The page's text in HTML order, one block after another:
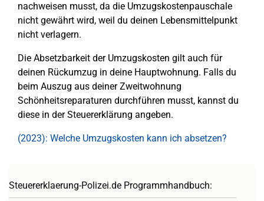
nachweisen musst, da die Umzugskostenpauschale
nicht gewährt wird, weil du deinen Lebensmittelpunkt
nicht verlagern.
Die Absetzbarkeit der Umzugskosten gilt auch für
deinen Rückumzug in deine Hauptwohnung. Falls du
beim Auszug aus deiner Zweitwohnung
Schönheitsreparaturen durchführen musst, kannst du
diese in der Steuererklärung angeben.
(2023): Welche Umzugskosten kann ich absetzen?
Steuererklaerung-Polizei.de Programmhandbuch: